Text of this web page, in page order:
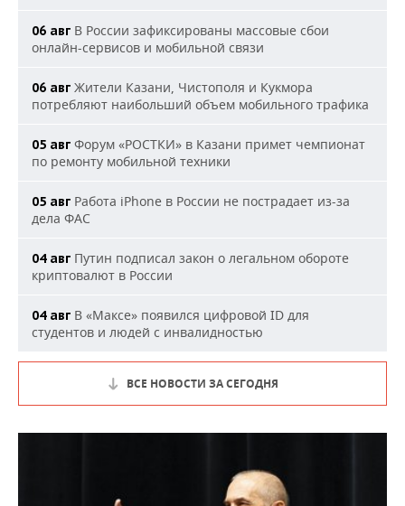
06 авг В России зафиксированы массовые сбои
онлайн-сервисов и мобильной связи
06 авг Жители Казани, Чистополя и Кукмора
потребляют наибольший объем мобильного трафика
05 авг Форум «РОСТКИ» в Казани примет чемпионат
по ремонту мобильной техники
05 авг Работа iPhone в России не пострадает из-за
дела ФАС
04 авг Путин подписал закон о легальном обороте
криптовалют в России
04 авг В «Максе» появился цифровой ID для
студентов и людей с инвалидностью
ВСЕ НОВОСТИ ЗА СЕГОДНЯ